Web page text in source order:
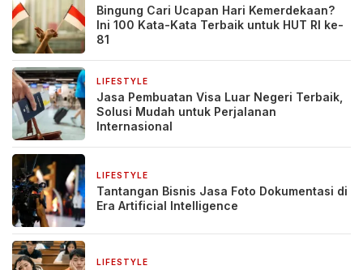
Bingung Cari Ucapan Hari Kemerdekaan?
Ini 100 Kata-Kata Terbaik untuk HUT RI ke-
81
LIFESTYLE
Jasa Pembuatan Visa Luar Negeri Terbaik,
Solusi Mudah untuk Perjalanan
Internasional
LIFESTYLE
Tantangan Bisnis Jasa Foto Dokumentasi di
Era Artificial Intelligence
LIFESTYLE